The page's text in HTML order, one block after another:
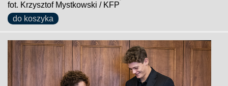
fot. Krzysztof Mystkowski / KFP
do koszyka